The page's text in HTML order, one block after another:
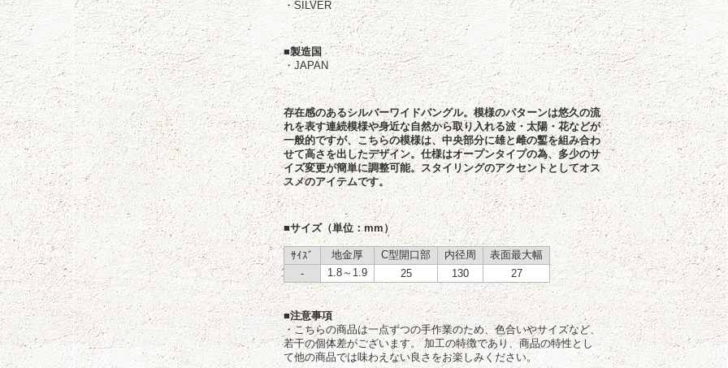
・SILVER
■製造国
・JAPAN
存在感のあるシルバーワイドバングル。模様のパターンは悠久の流
れを表す連続模様や身近な自然から取り入れる波・太陽・花などが
一般的ですが、こちらの模様は、中央部分に雄と雌の鏨を組み合わ
せて高さを出したデザイン。仕様はオープンタイプの為、多少のサ
イズ変更が簡単に調整可能。スタイリングのアクセントとしてオス
スメのアイテムです。
■サイズ（単位：mm）
ｻｲｽﾞ 地金厚 C型開口部 内径周
表面最大幅
-
1.8～1.9 25 130 27
■注意事項
・こちらの商品は一点ずつの手作業のため、色合いやサイズなど、
若干の個体差がございます。 加工の特徴であり、商品の特性とし
て他の商品では味わえない良さをお楽しみください。